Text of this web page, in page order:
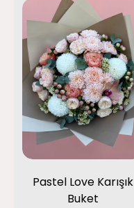
Pastel Love Karışık
Buket